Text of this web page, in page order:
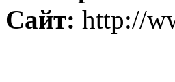
Сайт: http://